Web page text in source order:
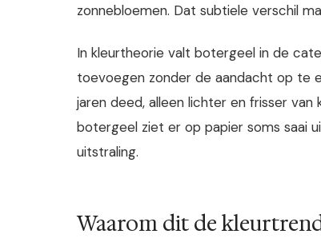
zonnebloemen. Dat subtiele verschil
In kleurtheorie valt botergeel in de
toevoegen zonder de aandacht op te
jaren deed, alleen lichter en frisser
botergeel ziet er op papier soms saai
uitstraling.
Waarom dit de